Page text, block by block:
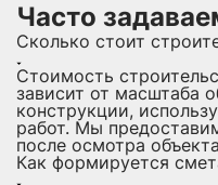
Часто
Сколько стоит
Стоимость
зависит от масштаба
конструкции,
работ. Мы
после осмотра
Как формируется